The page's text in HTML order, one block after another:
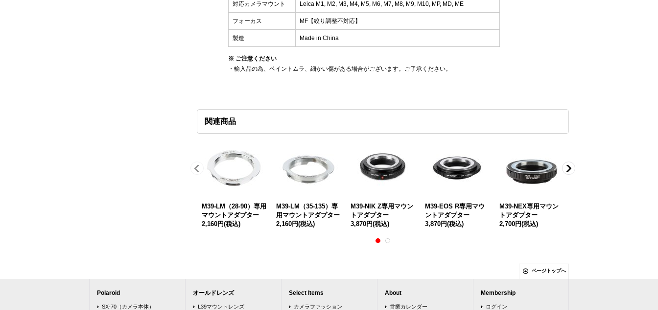
対応カメラマウント Leica M1, M2, M3, M4, M5, M6, M7, M8, M9, M10, MP, MD, ME
フォーカス MF【絞り調整不対応】
製造 Made in China
※ ご注意ください
・輸入品の為、ペイントムラ、細かい傷がある場合がございます。ご了承ください。
関連商品
M39-LM（28-90）専用
マウントアダプター
2,160円(税込)
M39-LM（35-135）専
用マウントアダプター
2,160円(税込)
M39-NIK Z専用マウン
トアダプター
3,870円(税込)
M39-EOS R専用マウ
ントアダプター
3,870円(税込)
M39-NEX専用マウン
トアダプター
2,700円(税込)
ページトップへ
Polaroid
SX-70（カメラ本体）
オールドレンズ
L39マウントレンズ
Select Items
カメラファッション
About
営業カレンダー
Membership
ログイン